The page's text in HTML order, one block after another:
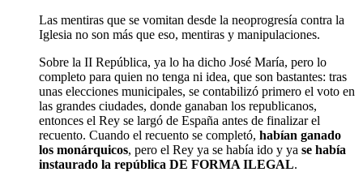
Las mentiras que se vomitan desde la neoprogresía contra la
Iglesia no son más que eso, mentiras y manipulaciones.
Sobre la II República, ya lo ha dicho José María, pero lo
completo para quien no tenga ni idea, que son bastantes: tras
unas elecciones municipales, se contabilizó primero el voto en
las grandes ciudades, donde ganaban los republicanos,
entonces el Rey se largó de España antes de finalizar el
recuento. Cuando el recuento se completó, habían ganado
los monárquicos, pero el Rey ya se había ido y ya se había
instaurado la república DE FORMA ILEGAL.